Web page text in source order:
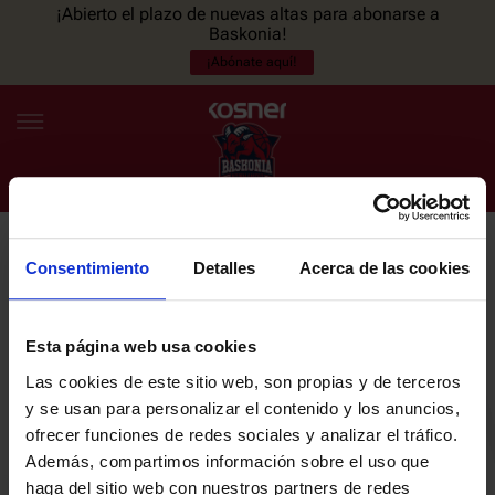
Consentimiento Detalles Acerca de las cookies
Esta página web usa cookies
Las cookies de este sitio web, son propias y de terceros
y se usan para personalizar el contenido y los anuncios,
ofrecer funciones de redes sociales y analizar el tráfico.
Además, compartimos información sobre el uso que
haga del sitio web con nuestros partners de redes
¡Abierto el plazo de nuevas altas para abonarse a
Baskonia!
¡Abónate aquí!
ES EU
NOTICIAS
PLANTILLA
ENTRADAS
NEWSLETTER
últimas noticias y promociones del club.
Email
He leído y acepto laPolítica de privacidaddel SASKI BASKONIA